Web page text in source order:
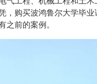
，购买波鸿鲁尔大学毕
之前的案例。